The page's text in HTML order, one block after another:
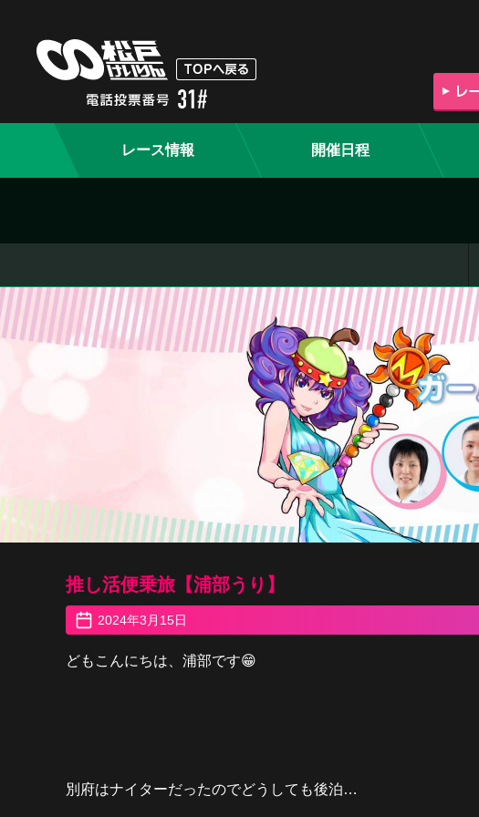
レース情報 開催日程
推し活便乗旅【浦部うり】
2024年3月15日
どもこんにちは、浦部です😁
別府はナイターだったのでどうしても後泊…